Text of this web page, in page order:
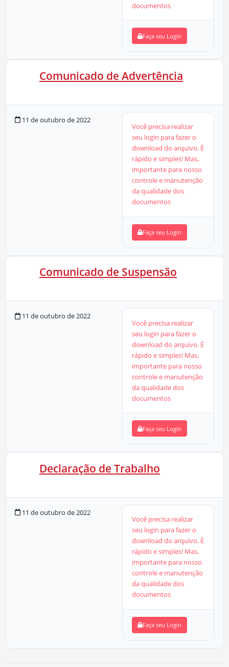
documentos
Faça seu Login
Comunicado de Advertência
11 de outubro de 2022
Você precisa realizar
seu login para fazer o
download do arquivo. É
rápido e simples! Mas,
importante para nosso
controle e manutenção
da qualidade dos
documentos
Faça seu Login
Comunicado de Suspensão
11 de outubro de 2022
Você precisa realizar
seu login para fazer o
download do arquivo. É
rápido e simples! Mas,
importante para nosso
controle e manutenção
da qualidade dos
documentos
Faça seu Login
Declaração de Trabalho
11 de outubro de 2022
Você precisa realizar
seu login para fazer o
download do arquivo. É
rápido e simples! Mas,
importante para nosso
controle e manutenção
da qualidade dos
documentos
Faça seu Login